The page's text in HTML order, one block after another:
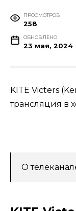
ПРОСМОТРОВ
258
ОБНОВЛЕНО
23 мая, 2024
KITE Victers
трансляция в
О